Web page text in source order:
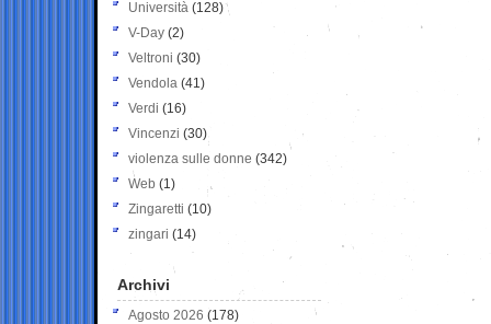
Università (128)
V-Day (2)
Veltroni (30)
Vendola (41)
Verdi (16)
Vincenzi (30)
violenza sulle donne (342)
Web (1)
Zingaretti (10)
zingari (14)
Archivi
Agosto 2026 (178)